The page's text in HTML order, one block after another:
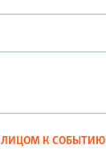
ЛИЦОМ К СОБЫТИЮ